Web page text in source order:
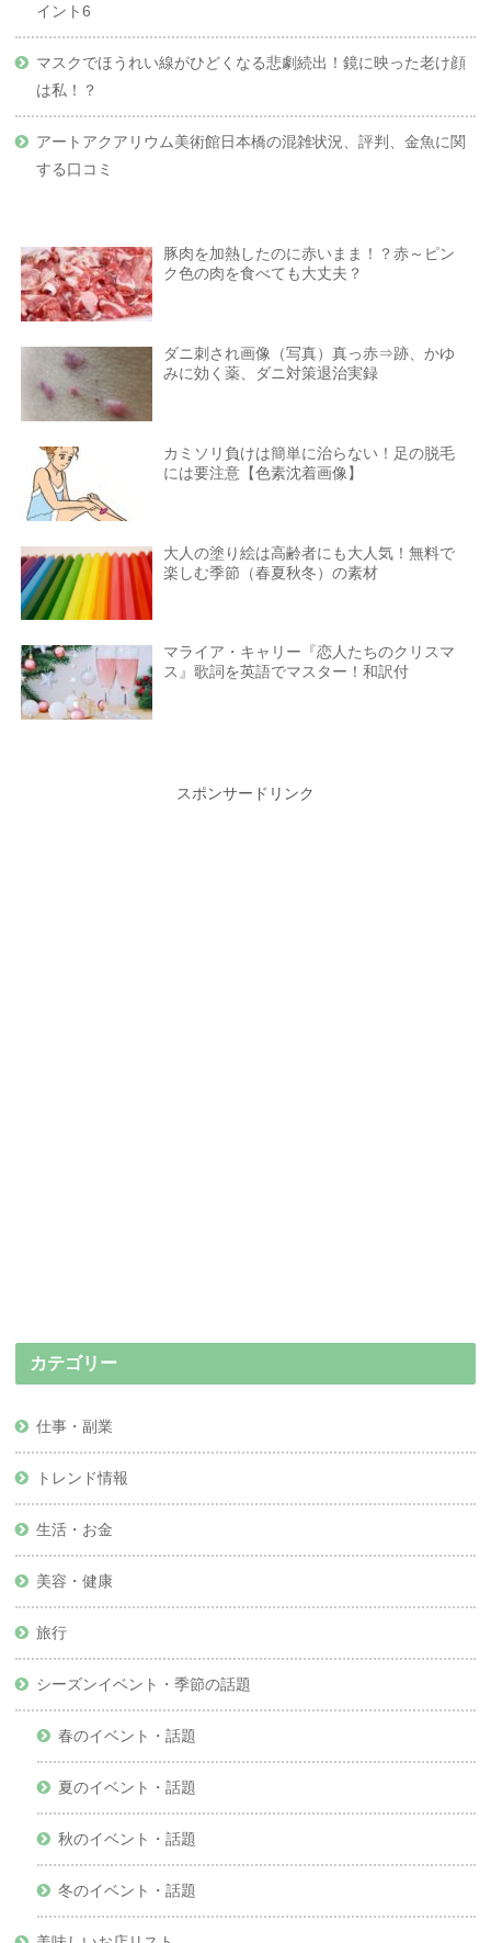
イント6
マスクでほうれい線がひどくなる悲劇続出！鏡に映った老け顔
は私！？
アートアクアリウム美術館日本橋の混雑状況、評判、金魚に関
する口コミ
豚肉を加熱したのに赤いまま！？赤～ピン
ク色の肉を食べても大丈夫？
ダニ刺され画像（写真）真っ赤⇒跡、かゆ
みに効く薬、ダニ対策退治実録
カミソリ負けは簡単に治らない！足の脱毛
には要注意【色素沈着画像】
大人の塗り絵は高齢者にも大人気！無料で
楽しむ季節（春夏秋冬）の素材
マライア・キャリー『恋人たちのクリスマ
ス』歌詞を英語でマスター！和訳付
スポンサードリンク
カテゴリー
仕事・副業
トレンド情報
生活・お金
美容・健康
旅行
シーズンイベント・季節の話題
春のイベント・話題
夏のイベント・話題
秋のイベント・話題
冬のイベント・話題